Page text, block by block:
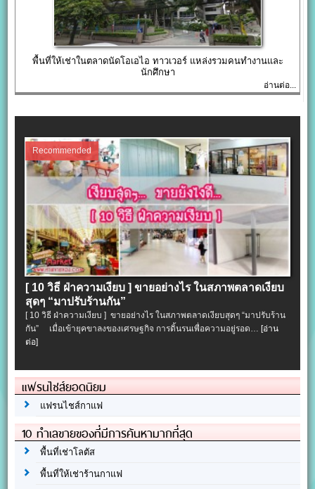
พื้นที่ให้เช่าในตลาดนัดโอเอไอ ทาวเวอร์ แหล่งรวมคนทำงานและ
นักศึกษา
อ่านต่อ...
Recommended
[ 10 วิธี ฝ่าความเงียบ ] ขายอย่างไร ในสภาพตลาดเงียบ
สุดๆ “มาปรับร้านกัน”
[ 10 วิธี ฝ่าความเงียบ ] ขายอย่างไร ในสภาพตลาดเงียบสุดๆ “มาปรับร้าน
กัน” เมื่อเข้ายุคขาลงของเศรษฐกิจ การดิ้นรนเพื่อความอยู่รอด…[อ่าน
ต่อ]
แฟรนไชส์ยอดนิยม
แฟรนไชส์กาแฟ
10 ทำเลขายของที่มีการค้นหามากที่สุด
พื้นที่เช่าโลตัส
พื้นที่ให้เช่าร้านกาแฟ